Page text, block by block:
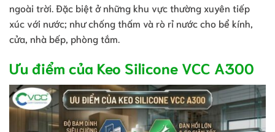
ngoài trời. Đặc biệt ở những khu vực thường xuyên tiếp
xúc với nước; như chống thấm và rò rỉ nước cho bể kính,
cửa, nhà bếp, phòng tắm.
Ưu điểm của Keo Silicone VCC A300